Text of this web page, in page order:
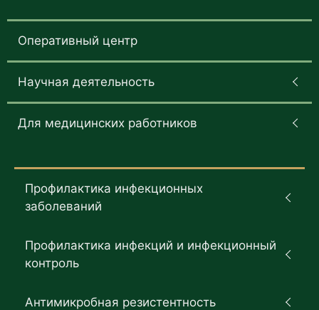
Оперативный центр
Научная деятельность
Для медицинских работников
Профилактика инфекционных
заболеваний
Профилактика инфекций и инфекционный
контроль
Антимикробная резистентность